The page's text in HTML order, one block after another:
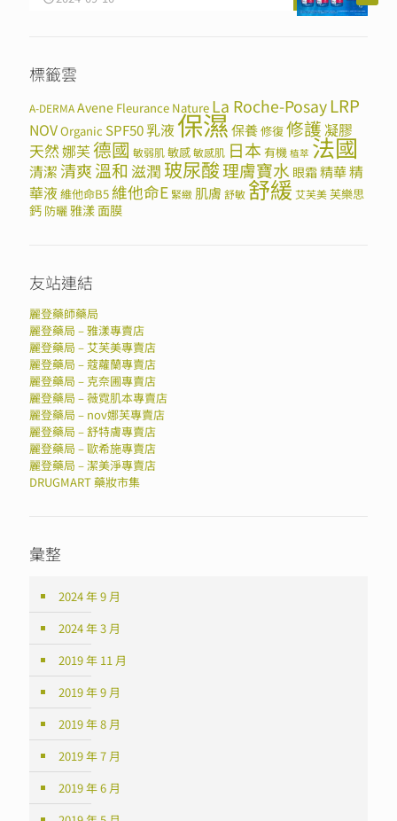
標籤雲
A-DERMAAvene Fleurance Nature La Roche-PosayLRP
NOVOrganic SPF50乳液保濕保養修復修護凝膠
天然娜芙德國 敏弱肌敏感敏感肌 日本 有機 植萃 法國
清潔清爽溫和 滋潤 玻尿酸理膚寶水 眼霜精華精
華液維他命B5 維他命E 緊緻 肌膚 舒敏 舒緩 艾芙美芙樂思
鈣 防曬雅漾面膜
友站連結
麗登藥師藥局
麗登藥局 – 雅漾專賣店
麗登藥局 – 艾芙美專賣店
麗登藥局 – 蔻蘿蘭專賣店
麗登藥局 – 克奈圃專賣店
麗登藥局 – 薇霓肌本專賣店
麗登藥局 – nov娜芙專賣店
麗登藥局 – 舒特膚專賣店
麗登藥局 – 歐希施專賣店
麗登藥局 – 潔美淨專賣店
DRUGMART 藥妝市集
彙整
2024 年 9 月
2024 年 3 月
2019 年 11 月
2019 年 9 月
2019 年 8 月
2019 年 7 月
2019 年 6 月